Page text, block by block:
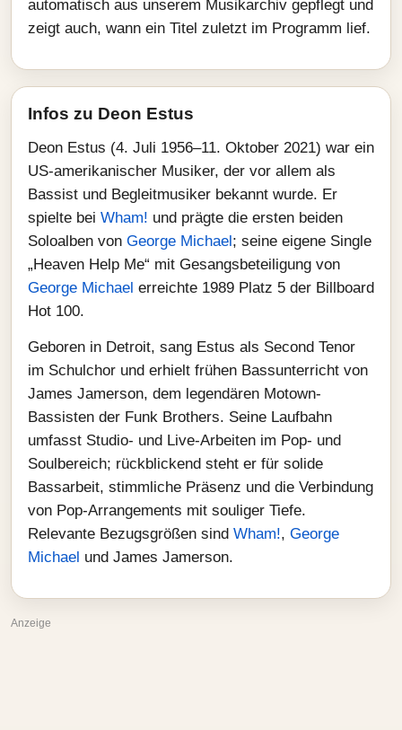
automatisch aus unserem Musikarchiv gepflegt und
zeigt auch, wann ein Titel zuletzt im Programm lief.
Infos zu Deon Estus
Deon Estus (4. Juli 1956–11. Oktober 2021) war ein
US-amerikanischer Musiker, der vor allem als
Bassist und Begleitmusiker bekannt wurde. Er
spielte bei Wham! und prägte die ersten beiden
Soloalben von George Michael; seine eigene Single
„Heaven Help Me“ mit Gesangsbeteiligung von
George Michael erreichte 1989 Platz 5 der Billboard
Hot 100.
Geboren in Detroit, sang Estus als Second Tenor
im Schulchor und erhielt frühen Bassunterricht von
James Jamerson, dem legendären Motown-
Bassisten der Funk Brothers. Seine Laufbahn
umfasst Studio- und Live-Arbeiten im Pop- und
Soulbereich; rückblickend steht er für solide
Bassarbeit, stimmliche Präsenz und die Verbindung
von Pop-Arrangements mit souliger Tiefe.
Relevante Bezugsgrößen sind Wham!, George
Michael und James Jamerson.
Anzeige